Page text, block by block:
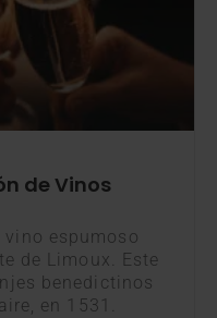
de Vinos
vino espumoso
de Limoux. Este
benedictinos
en 1531.